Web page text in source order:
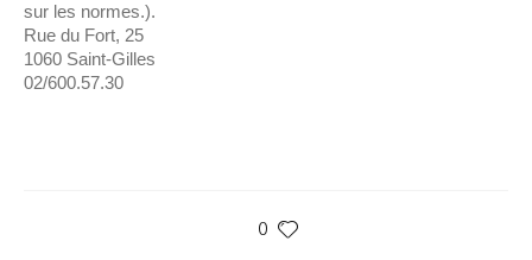
sur les normes.).
Rue du Fort, 25
1060 Saint-Gilles
02/600.57.30
0